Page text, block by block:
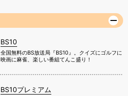
BS10
全国無料のBS放送局『BS10』。クイズにゴルフに
映画に麻雀、楽しい番組てんこ盛り！
BS10プレミアム